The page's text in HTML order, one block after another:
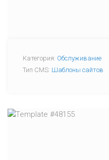
Категория: Обслуживание
Тип CMS: Шаблоны сайтов